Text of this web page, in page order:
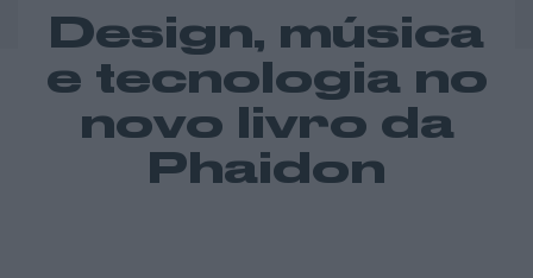
Design, música
e tecnologia no
novo livro da
Phaidon